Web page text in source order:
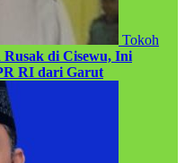
Tokoh
Rusak di Cisewu, Ini
RI dari Garut